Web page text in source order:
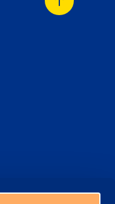
Takaisin